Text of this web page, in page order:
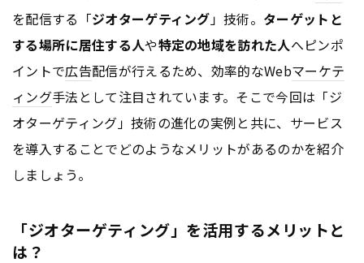
を配信する「ジオターゲティング」技術。 ターゲットと
する場所に居住する人や特定の地域を訪れた人へピンポ
イントで広告配信が行えるため、効率的なWebマーケテ
ィング手法として注目されています。そこで今回は「ジ
オターゲティング」技術の進化の実例と共に、サービス
を導入することでどのようなメリットがあるのかを紹介
しましょう。
「ジオターゲティング」を活用するメリットと
は？